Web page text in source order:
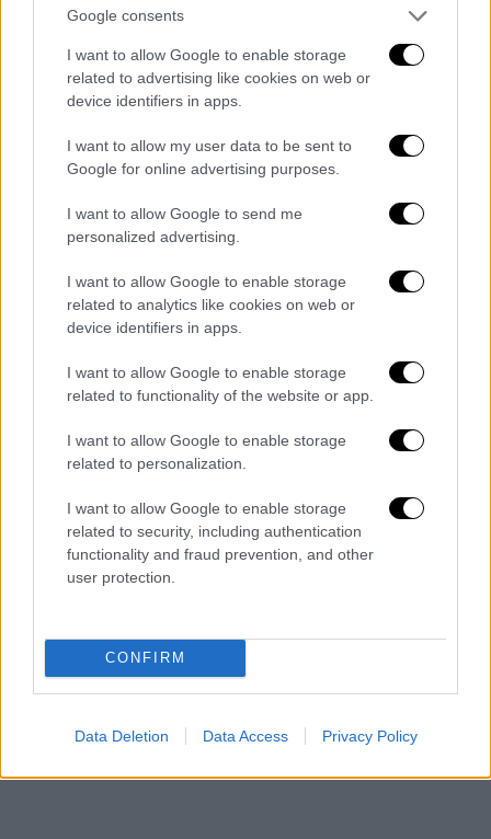
Google consents
I want to allow Google to enable storage
related to advertising like cookies on web or
device identifiers in apps.
I want to allow my user data to be sent to
Google for online advertising purposes.
I want to allow Google to send me
personalized advertising.
I want to allow Google to enable storage
related to analytics like cookies on web or
device identifiers in apps.
I want to allow Google to enable storage
related to functionality of the website or app.
I want to allow Google to enable storage
related to personalization.
I want to allow Google to enable storage
related to security, including authentication
functionality and fraud prevention, and other
user protection.
CONFIRM
Data Deletion Data Access Privacy Policy